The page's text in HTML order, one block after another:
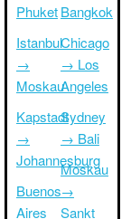
Phuket
Istanbul
→
Moskau
Kapstadt
→
Johannesburg
Buenos
Aires
Bangkok
Chicago
→ Los
Angeles
Sydney
→ Bali
Moskau
→
Sankt